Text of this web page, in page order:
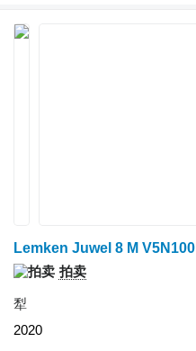
Lemken Juwel 8 M V5N100
拍卖
犁
2020